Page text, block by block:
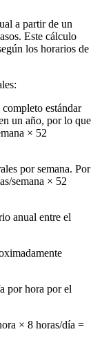
a partir de un
Este cálculo
los horarios de
estándar
un año, por lo que
× 52
por semana. Por
semana × 52
anual entre el
por hora por el
× 8 horas/día =